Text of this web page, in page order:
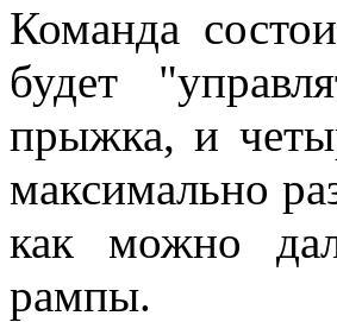
Команда
будет
прыжка, и
максимально
как можно
рампы.